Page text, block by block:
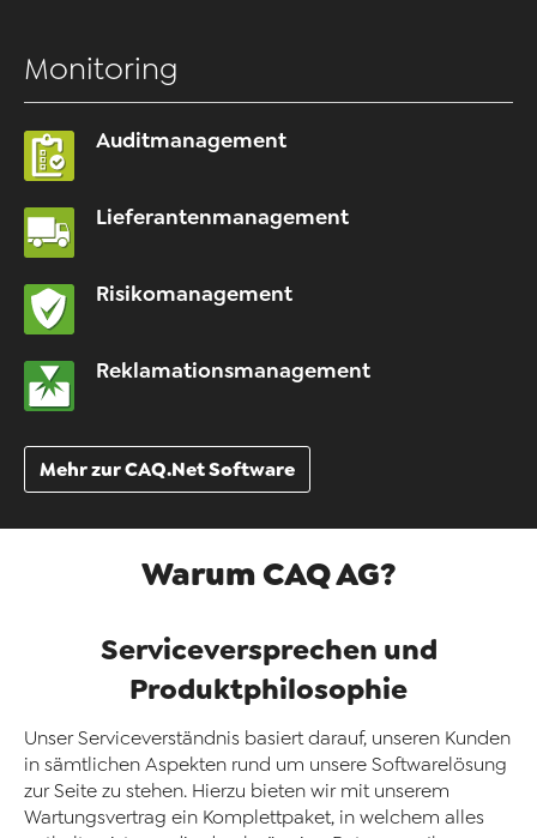
Monitoring
Auditmanagement
Lieferantenmanagement
Risikomanagement
Reklamationsmanagement
Mehr zur CAQ.Net Software
Warum CAQ AG?
Serviceversprechen und
Produktphilosophie
Unser Serviceverständnis basiert darauf, unseren Kunden
in sämtlichen Aspekten rund um unsere Softwarelösung
zur Seite zu stehen. Hierzu bieten wir mit unserem
Wartungsvertrag ein Komplettpaket, in welchem alles